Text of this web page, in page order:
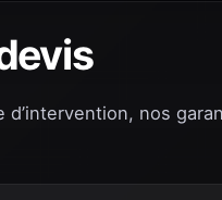
nos